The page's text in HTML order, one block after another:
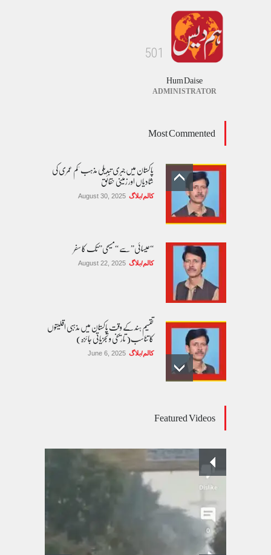
1
0
5
Hum Daise
ADMINISTRATOR
Most Commented
پاکستان میں جبری تبدیلی مذہب 'کم عمری کی
شادیاں اور زمینی حقائق
کالم/بلاگ August 30, 2025
“عیسائی” سے “مسیحی” تک کا سفر
کالم/بلاگ August 22, 2025
تقسیم ہند کے وقت پاکستان میں مذہبی اقلیتوں
کا تناسب( تاریخی و تجزیاتی جائزہ)
کالم/بلاگ June 6, 2025
پسند کی شادیوں کا بڑھتا ہوا رجحان اور راولپنڈی
کی یوسیز میں اندارج پر پابندی ایک نیا تنازعہ
October 14, 2025
Featured Videos